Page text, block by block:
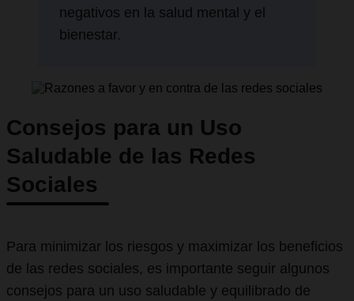
negativos en la salud mental y el
bienestar.
Consejos para un Uso
Saludable de las Redes
Sociales
Para minimizar los riesgos y maximizar los beneficios
de las redes sociales, es importante seguir algunos
consejos para un uso saludable y equilibrado de